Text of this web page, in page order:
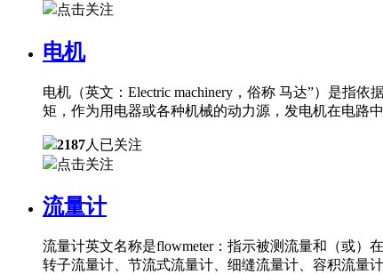
点击关注
电机
电机（英文：Electric machinery，俗称 马达”）是指
矩，作为用电器或各种机械的动力源，发电机在电路
2187人已关注
点击关注
流量计
流量计英文名称是flowmeter：指示被测流量和（或）
转子流量计、节流式流量计、细缝流量计、容积流量